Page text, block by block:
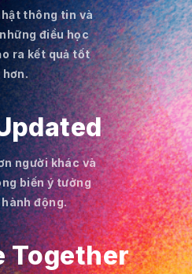
thông tin và
điều học
ra kết quả tốt
hơn.
người khác và
biến ý tưởng
động.
Together